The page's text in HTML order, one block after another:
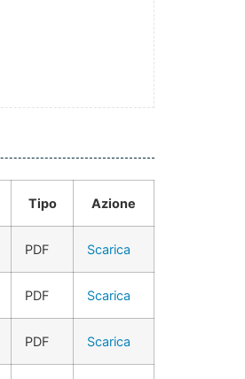
Tipo Azione
PDF Scarica
PDF Scarica
PDF Scarica